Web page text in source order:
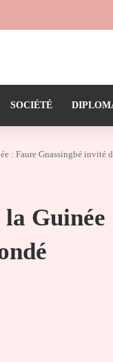
SOCIÉTÉ
: Faure Gnassingbé invité